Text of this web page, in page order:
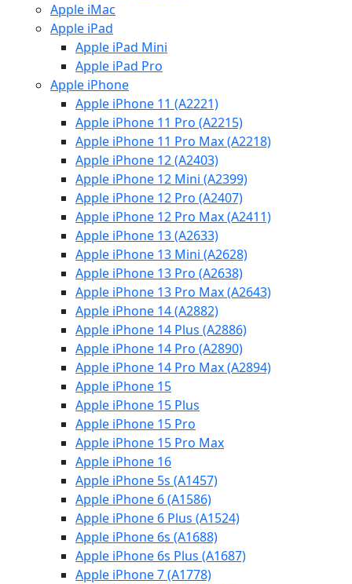
Apple iMac
Apple iPad
Apple iPad Mini
Apple iPad Pro
Apple iPhone
Apple iPhone 11 (A2221)
Apple iPhone 11 Pro (A2215)
Apple iPhone 11 Pro Max (A2218)
Apple iPhone 12 (A2403)
Apple iPhone 12 Mini (A2399)
Apple iPhone 12 Pro (A2407)
Apple iPhone 12 Pro Max (A2411)
Apple iPhone 13 (A2633)
Apple iPhone 13 Mini (A2628)
Apple iPhone 13 Pro (A2638)
Apple iPhone 13 Pro Max (A2643)
Apple iPhone 14 (A2882)
Apple iPhone 14 Plus (A2886)
Apple iPhone 14 Pro (A2890)
Apple iPhone 14 Pro Max (A2894)
Apple iPhone 15
Apple iPhone 15 Plus
Apple iPhone 15 Pro
Apple iPhone 15 Pro Max
Apple iPhone 16
Apple iPhone 5s (A1457)
Apple iPhone 6 (A1586)
Apple iPhone 6 Plus (A1524)
Apple iPhone 6s (A1688)
Apple iPhone 6s Plus (A1687)
Apple iPhone 7 (A1778)